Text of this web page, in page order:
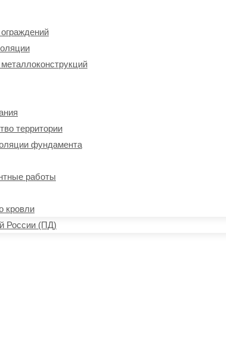
территории
фундамента
работы
кровли
России (ПД)